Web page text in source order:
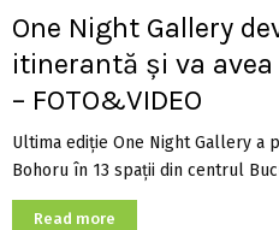
One Night Gallery
itinerantă și va
– FOTO&VIDEO
Ultima ediție One Night Gallery
Bohoru în 13 spații din centrul
Read more